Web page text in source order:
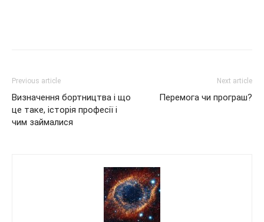
Previous article
Визначення бортництва і що
це таке, історія професії і
чим займалися
Next article
Перемога чи програш?